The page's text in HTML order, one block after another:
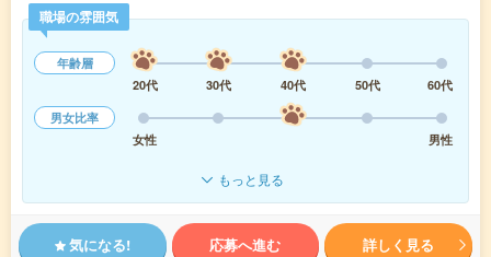
職場の雰囲気
年齢層
20代
30代 40代 50代
60代
男女比率
女性
男性
もっと見る
気になる! 応募へ進む 詳しく見る